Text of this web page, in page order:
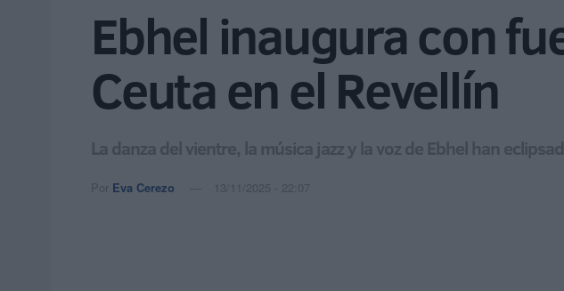
Ebhel inaugura con
Ceuta en el Revellín
La danza del vientre, la música jazz y la voz de Ebhel han
Por Eva Cerezo 13/11/2025 - 22:07